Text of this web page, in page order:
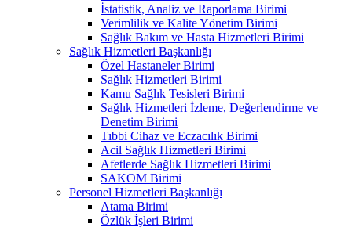
İstatistik, Analiz ve Raporlama Birimi
Verimlilik ve Kalite Yönetim Birimi
Sağlık Bakım ve Hasta Hizmetleri Birimi
Sağlık Hizmetleri Başkanlığı
Özel Hastaneler Birimi
Sağlık Hizmetleri Birimi
Kamu Sağlık Tesisleri Birimi
Sağlık Hizmetleri İzleme, Değerlendirme ve
Denetim Birimi
Tıbbi Cihaz ve Eczacılık Birimi
Acil Sağlık Hizmetleri Birimi
Afetlerde Sağlık Hizmetleri Birimi
SAKOM Birimi
Personel Hizmetleri Başkanlığı
Atama Birimi
Özlük İşleri Birimi